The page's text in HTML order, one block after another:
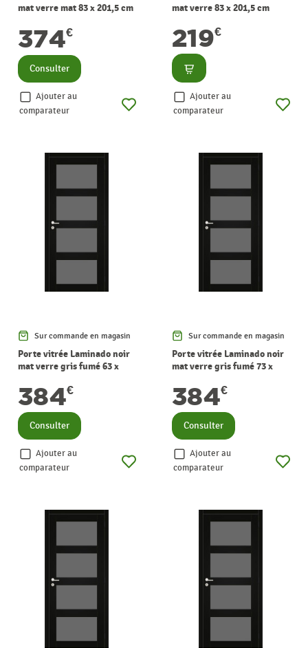
mat verre mat 83 x 201,5 cm
374€
Consulter
Ajouter au
comparateur
mat verre 83 x 201,5 cm
219€
Consulter
Ajouter au
comparateur
Sur commande en magasin
Porte vitrée Laminado noir
mat verre gris fumé 63 x
384€
Consulter
Ajouter au
comparateur
Sur commande en magasin
Porte vitrée Laminado noir
mat verre gris fumé 73 x
384€
Consulter
Ajouter au
comparateur